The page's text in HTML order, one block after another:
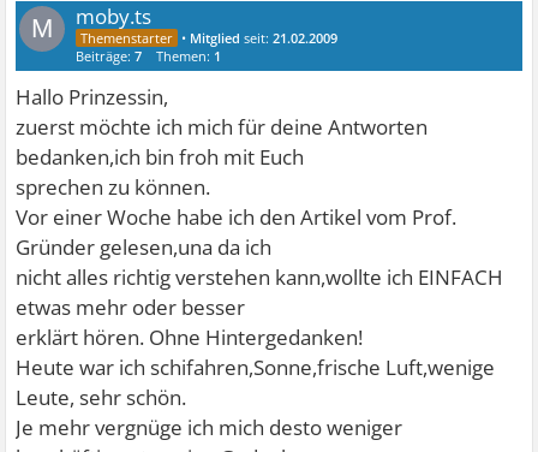
M moby.ts
• Mitglied seit:21.02.2009
Beiträge:7 Themen: 1
Hallo Prinzessin,
zuerst möchte ich mich für deine Antworten
bedanken,ich bin froh mit Euch
sprechen zu können.
Vor einer Woche habe ich den Artikel vom Prof.
Gründer gelesen,una da ich
nicht alles richtig verstehen kann,wollte ich EINFACH
etwas mehr oder besser
erklärt hören. Ohne Hintergedanken!
Heute war ich schifahren,Sonne,frische Luft,wenige
Leute, sehr schön.
Je mehr vergnüge ich mich desto weniger